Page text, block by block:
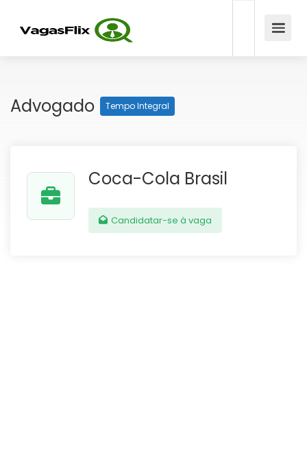
Advogado Tempo Integral
Coca-Cola Brasil
Candidatar-se à vaga